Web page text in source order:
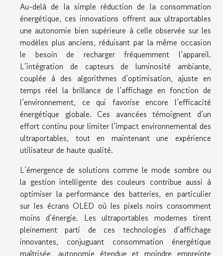
Au-delà de la simple réduction de la consommation
énergétique, ces innovations offrent aux ultraportables
une autonomie bien supérieure à celle observée sur les
modèles plus anciens, réduisant par la même occasion
le besoin de recharger fréquemment l’appareil.
L’intégration de capteurs de luminosité ambiante,
couplée à des algorithmes d’optimisation, ajuste en
temps réel la brillance de l’affichage en fonction de
l’environnement, ce qui favorise encore l’efficacité
énergétique globale. Ces avancées témoignent d’un
effort continu pour limiter l’impact environnemental des
ultraportables, tout en maintenant une expérience
utilisateur de haute qualité.
L’émergence de solutions comme le mode sombre ou
la gestion intelligente des couleurs contribue aussi à
optimiser la performance des batteries, en particulier
sur les écrans OLED où les pixels noirs consomment
moins d’énergie. Les ultraportables modernes tirent
pleinement parti de ces technologies d’affichage
innovantes, conjuguant consommation énergétique
maîtrisée, autonomie étendue et moindre empreinte